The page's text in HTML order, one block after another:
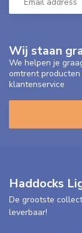
Wij staan
We helpen je
omtrent
klantenservice
Haddocks
De grootste
leverbaar!